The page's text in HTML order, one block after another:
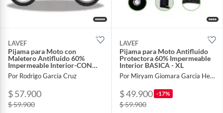
LAVEF
Pijama para Moto con
Maletero Antifluido 60%
Impermeable Interior-CON
MALETERO-XL
Por Rodrigo Garcia Cruz
$ 57.900
$ 59.900
LAVEF
Pijama para Moto Antifluido
Protectora 60% Impermeable
Interior BASICA - XL
Por Miryam Giomara Garcia Hernandez
$ 49.900 -17%
$ 59.900